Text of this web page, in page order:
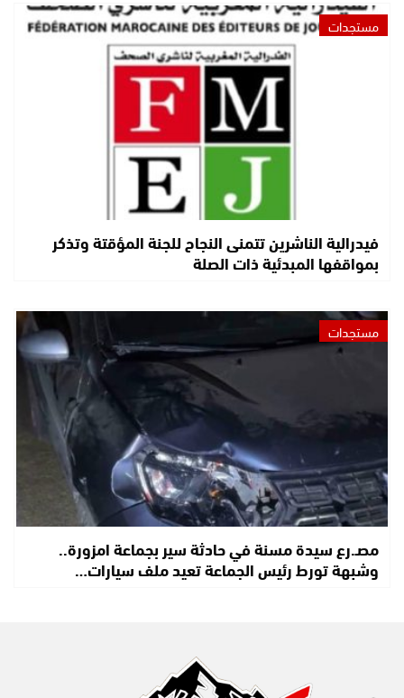
مستجدات
فيدرالية الناشرين تتمنى النجاح للجنة المؤقتة وتذكر
بمواقفها المبدئية ذات الصلة
مستجدات
مصـ.رع سيدة مسنة في حادثة سير بجماعة امزورة..
وشبهة تورط رئيس الجماعة تعيد ملف سيارات…